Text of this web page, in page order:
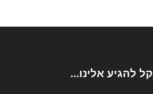
קל להגיע אלינו...